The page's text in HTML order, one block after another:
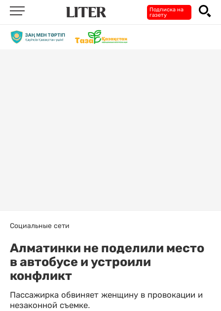
Подписка на
газету
Социальные сети
Алматинки не поделили место
в автобусе и устроили
конфликт
Пассажирка обвиняет женщину в провокации и
незаконной съемке.